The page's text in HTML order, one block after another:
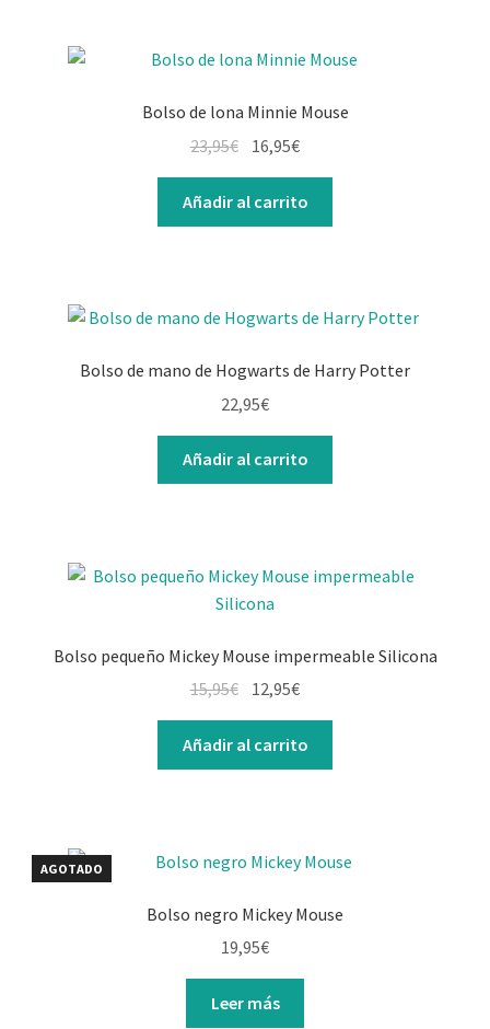
Bolso de lona Minnie Mouse
23,95€ El
original
era:
16,95€El
actual
es:
Añadir al carrito
Bolso de mano de Hogwarts de Harry Potter
22,95€
Añadir al carrito
Bolso pequeño Mickey Mouse impermeable Silicona
15,95€ El
precio
original
era:
12,95€El
precio
actual
es:
Añadir al carrito
AGOTADO
Bolso negro Mickey Mouse
19,95€
Leer más